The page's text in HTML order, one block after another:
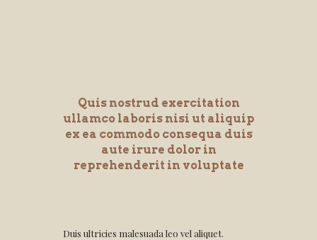
Quis nostrud exercitation
ullamco laboris nisi ut aliquip
ex ea commodo consequa duis
aute irure dolor in
reprehenderit in voluptate
Duis ultricies malesuada leo vel aliquet.